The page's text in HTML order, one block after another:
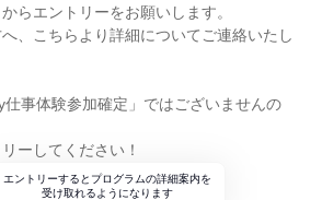
らエントリーをお願いします。
、こちらより詳細についてご連絡いたし
事体験参加確定」ではございませんの
ーしてください！
エントリーするとプログラムの詳細案内を
受け取れるようになります